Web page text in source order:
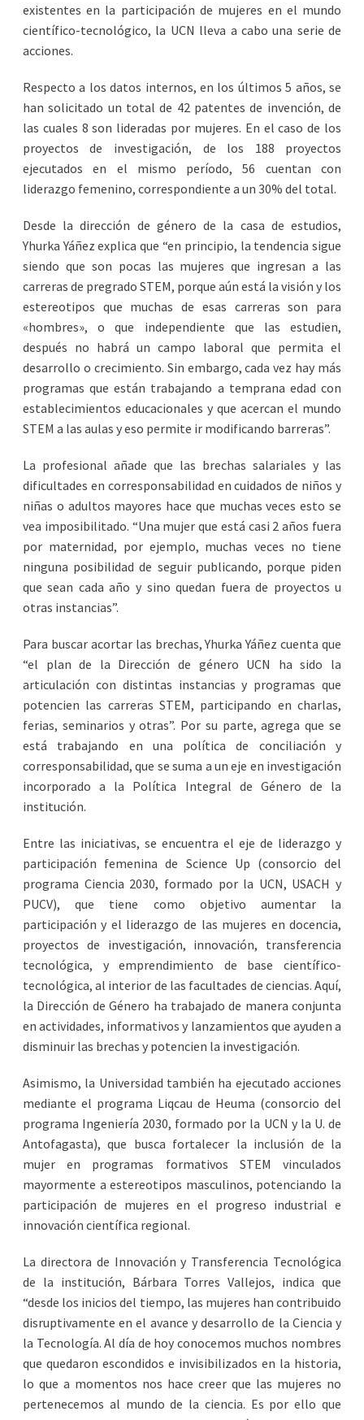
existentes en la participación de mujeres en el mundo
científico-tecnológico, la UCN lleva a cabo una serie de
acciones.
Respecto a los datos internos, en los últimos 5 años, se
han solicitado un total de 42 patentes de invención, de
las cuales 8 son lideradas por mujeres. En el caso de los
proyectos de investigación, de los 188 proyectos
ejecutados en el mismo período, 56 cuentan con
liderazgo femenino, correspondiente a un 30% del total.
Desde la dirección de género de la casa de estudios,
Yhurka Yáñez explica que “en principio, la tendencia sigue
siendo que son pocas las mujeres que ingresan a las
carreras de pregrado STEM, porque aún está la visión y los
estereotipos que muchas de esas carreras son para
«hombres», o que independiente que las estudien,
después no habrá un campo laboral que permita el
desarrollo o crecimiento. Sin embargo, cada vez hay más
programas que están trabajando a temprana edad con
establecimientos educacionales y que acercan el mundo
STEM a las aulas y eso permite ir modificando barreras”.
La profesional añade que las brechas salariales y las
dificultades en corresponsabilidad en cuidados de niños y
niñas o adultos mayores hace que muchas veces esto se
vea imposibilitado. “Una mujer que está casi 2 años fuera
por maternidad, por ejemplo, muchas veces no tiene
ninguna posibilidad de seguir publicando, porque piden
que sean cada año y sino quedan fuera de proyectos u
otras instancias”.
Para buscar acortar las brechas, Yhurka Yáñez cuenta que
“el plan de la Dirección de género UCN ha sido la
articulación con distintas instancias y programas que
potencien las carreras STEM, participando en charlas,
ferias, seminarios y otras”. Por su parte, agrega que se
está trabajando en una política de conciliación y
corresponsabilidad, que se suma a un eje en investigación
incorporado a la Política Integral de Género de la
institución.
Entre las iniciativas, se encuentra el eje de liderazgo y
participación femenina de Science Up (consorcio del
programa Ciencia 2030, formado por la UCN, USACH y
PUCV), que tiene como objetivo aumentar la
participación y el liderazgo de las mujeres en docencia,
proyectos de investigación, innovación, transferencia
tecnológica, y emprendimiento de base científico-
tecnológica, al interior de las facultades de ciencias. Aquí,
la Dirección de Género ha trabajado de manera conjunta
en actividades, informativos y lanzamientos que ayuden a
disminuir las brechas y potencien la investigación.
Asimismo, la Universidad también ha ejecutado acciones
mediante el programa Liqcau de Heuma (consorcio del
programa Ingeniería 2030, formado por la UCN y la U. de
Antofagasta), que busca fortalecer la inclusión de la
mujer en programas formativos STEM vinculados
mayormente a estereotipos masculinos, potenciando la
participación de mujeres en el progreso industrial e
innovación científica regional.
La directora de Innovación y Transferencia Tecnológica
de la institución, Bárbara Torres Vallejos, indica que
“desde los inicios del tiempo, las mujeres han contribuido
disruptivamente en el avance y desarrollo de la Ciencia y
la Tecnología. Al día de hoy conocemos muchos nombres
que quedaron escondidos e invisibilizados en la historia,
lo que a momentos nos hace creer que las mujeres no
pertenecemos al mundo de la ciencia. Es por ello que